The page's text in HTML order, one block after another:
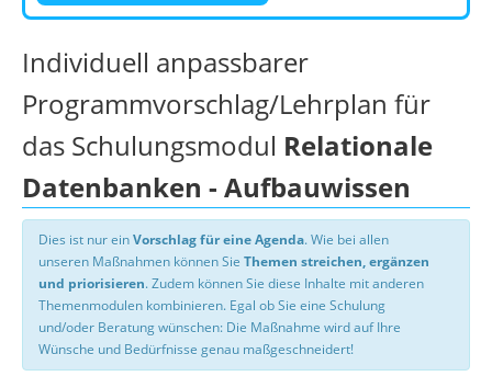
Individuell anpassbarer
Programmvorschlag/Lehrplan für
das Schulungsmodul Relationale
Datenbanken - Aufbauwissen
Dies ist nur einVorschlag für eine Agenda. Wie bei allen
unseren Maßnahmen können Sie Themen streichen, ergänzen
und priorisieren. Zudem können Sie diese Inhalte mit anderen
Themenmodulen kombinieren. Egal ob Sie eine Schulung
und/oder Beratung wünschen: Die Maßnahme wird auf Ihre
Wünsche und Bedürfnisse genau maßgeschneidert!